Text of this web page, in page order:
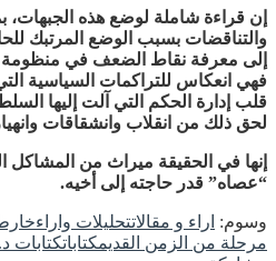
إن قراءة شاملة لوضع هذه الجبهات،
والتناقضات بسبب الوضع المرتبك
إلى معرفة نقاط الضعف في منظومة
فهي انعكاس للتراكمات السياسية
قلب إدارة الحكم التي آلت إليها
لحق ذلك من انقلاب وانشقاقات
إنها في الحقيقة ميراث من
“عصاه” قدر حاجته إلى أخيه.
وسوم: اراء و مقالاتتحليلات واراء
مرحلة من الزمن القديمكتاباتكتابات